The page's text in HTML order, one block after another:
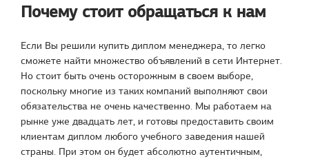
Почему стоит обращаться к нам
Если Вы решили купить диплом менеджера, то легко
сможете найти множество объявлений в сети Интернет.
Но стоит быть очень осторожным в своем выборе,
поскольку многие из таких компаний выполняют свои
обязательства не очень качественно. Мы работаем на
рынке уже двадцать лет, и готовы предоставить своим
клиентам диплом любого учебного заведения нашей
страны. При этом он будет абсолютно аутентичным,